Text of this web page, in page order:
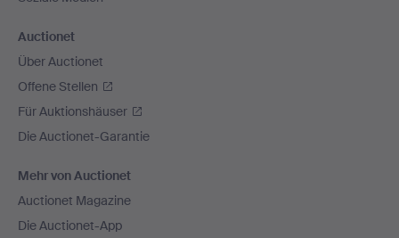
Auctionet
Über Auctionet
Offene Stellen
Für Auktionshäuser
Die Auctionet-Garantie
Mehr von Auctionet
Auctionet Magazine
Die Auctionet-App